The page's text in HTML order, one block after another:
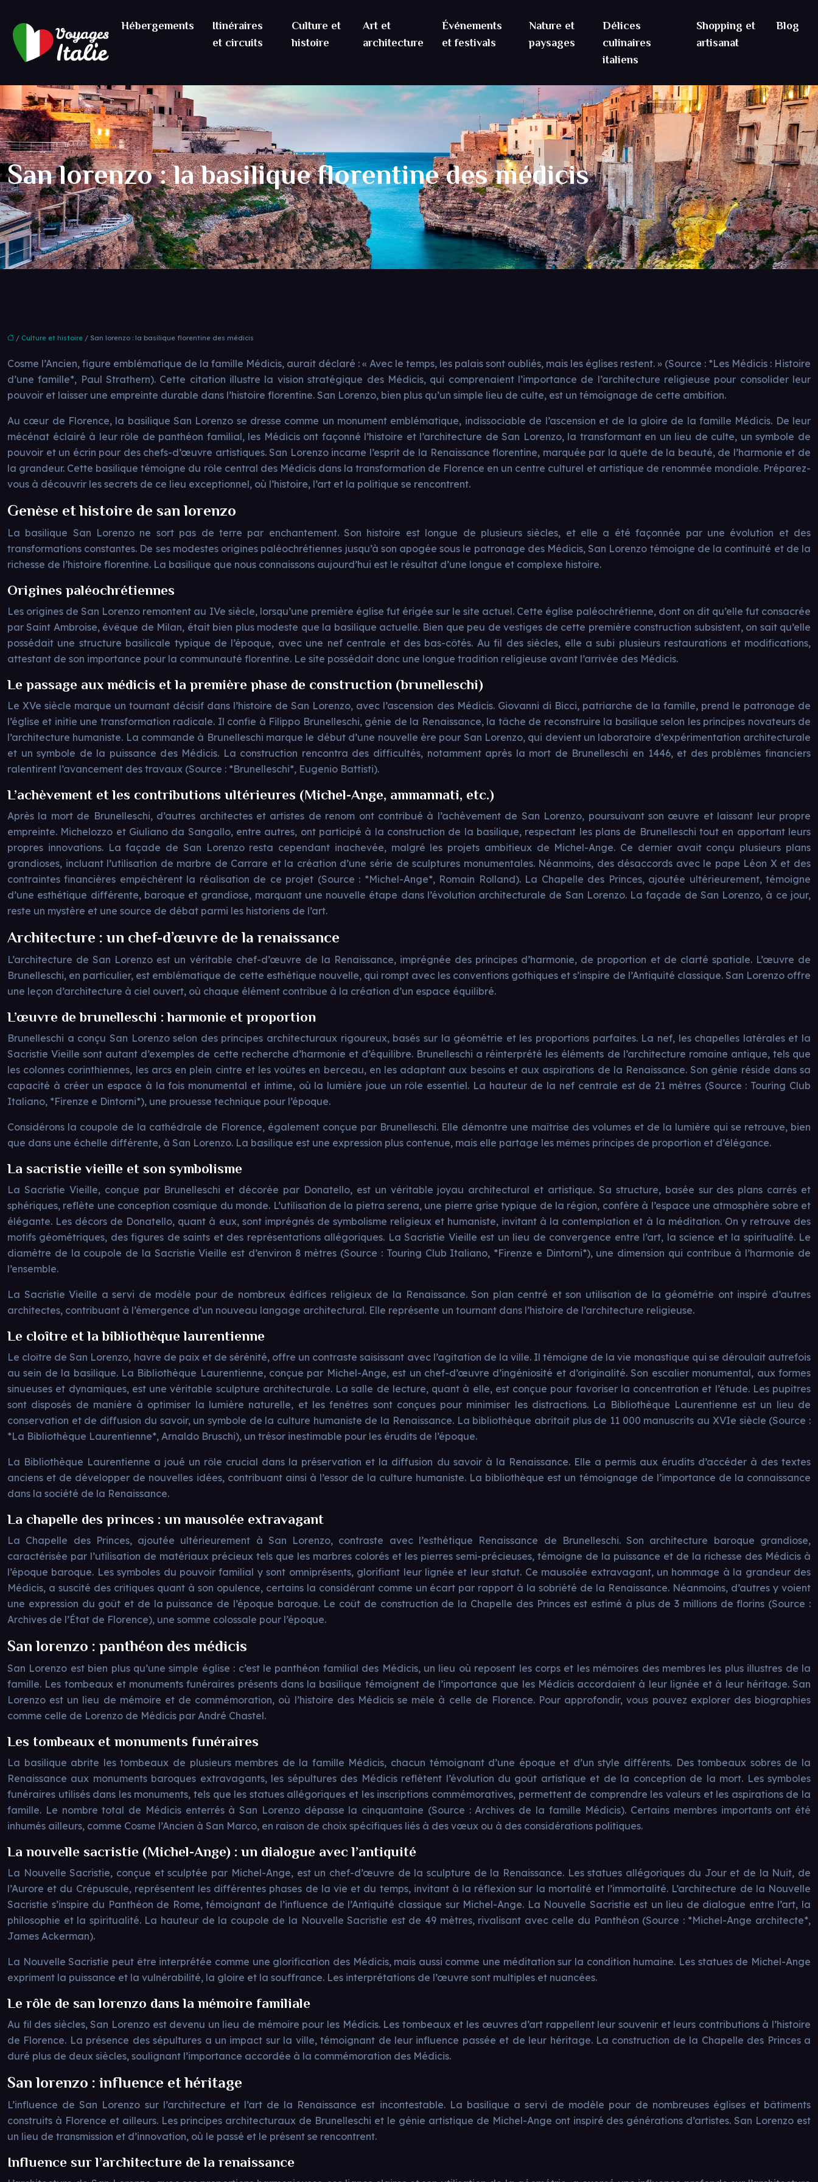
Hébergements
Itinéraires
et circuits
Culture et
histoire
Art et
architecture
Événements
et festivals
Nature et
paysages
Délices
culinaires
italiens
Shopping et
artisanat
Blog
San lorenzo : la basilique florentine des médicis
/ Culture et histoire / San lorenzo : la basilique florentine des médicis
Cosme l’Ancien, figure emblématique de la famille Médicis, aurait déclaré : « Avec le temps, les palais sont oubliés, mais les églises restent. » (Source : *Les Médicis : Histoire
d’une famille*, Paul Strathern). Cette citation illustre la vision stratégique des Médicis, qui comprenaient l’importance de l’architecture religieuse pour consolider leur
pouvoir et laisser une empreinte durable dans l’histoire florentine. San Lorenzo, bien plus qu’un simple lieu de culte, est un témoignage de cette ambition.
Au cœur de Florence, la basilique San Lorenzo se dresse comme un monument emblématique, indissociable de l’ascension et de la gloire de la famille Médicis. De leur
mécénat éclairé à leur rôle de panthéon familial, les Médicis ont façonné l’histoire et l’architecture de San Lorenzo, la transformant en un lieu de culte, un symbole de
pouvoir et un écrin pour des chefs-d’œuvre artistiques. San Lorenzo incarne l’esprit de la Renaissance florentine, marquée par la quête de la beauté, de l’harmonie et de
la grandeur. Cette basilique témoigne du rôle central des Médicis dans la transformation de Florence en un centre culturel et artistique de renommée mondiale. Préparez-
vous à découvrir les secrets de ce lieu exceptionnel, où l’histoire, l’art et la politique se rencontrent.
Genèse et histoire de san lorenzo
La basilique San Lorenzo ne sort pas de terre par enchantement. Son histoire est longue de plusieurs siècles, et elle a été façonnée par une évolution et des
transformations constantes. De ses modestes origines paléochrétiennes jusqu’à son apogée sous le patronage des Médicis, San Lorenzo témoigne de la continuité et de la
richesse de l’histoire florentine. La basilique que nous connaissons aujourd’hui est le résultat d’une longue et complexe histoire.
Origines paléochrétiennes
Les origines de San Lorenzo remontent au IVe siècle, lorsqu’une première église fut érigée sur le site actuel. Cette église paléochrétienne, dont on dit qu’elle fut consacrée
par Saint Ambroise, évêque de Milan, était bien plus modeste que la basilique actuelle. Bien que peu de vestiges de cette première construction subsistent, on sait qu’elle
possédait une structure basilicale typique de l’époque, avec une nef centrale et des bas-côtés. Au fil des siècles, elle a subi plusieurs restaurations et modifications,
attestant de son importance pour la communauté florentine. Le site possédait donc une longue tradition religieuse avant l’arrivée des Médicis.
Le passage aux médicis et la première phase de construction (brunelleschi)
Le XVe siècle marque un tournant décisif dans l’histoire de San Lorenzo, avec l’ascension des Médicis. Giovanni di Bicci, patriarche de la famille, prend le patronage de
l’église et initie une transformation radicale. Il confie à Filippo Brunelleschi, génie de la Renaissance, la tâche de reconstruire la basilique selon les principes novateurs de
l’architecture humaniste. La commande à Brunelleschi marque le début d’une nouvelle ère pour San Lorenzo, qui devient un laboratoire d’expérimentation architecturale
et un symbole de la puissance des Médicis. La construction rencontra des difficultés, notamment après la mort de Brunelleschi en 1446, et des problèmes financiers
ralentirent l’avancement des travaux (Source : *Brunelleschi*, Eugenio Battisti).
L’achèvement et les contributions ultérieures (Michel-Ange, ammannati, etc.)
Après la mort de Brunelleschi, d’autres architectes et artistes de renom ont contribué à l’achèvement de San Lorenzo, poursuivant son œuvre et laissant leur propre
empreinte. Michelozzo et Giuliano da Sangallo, entre autres, ont participé à la construction de la basilique, respectant les plans de Brunelleschi tout en apportant leurs
propres innovations. La façade de San Lorenzo resta cependant inachevée, malgré les projets ambitieux de Michel-Ange. Ce dernier avait conçu plusieurs plans
grandioses, incluant l’utilisation de marbre de Carrare et la création d’une série de sculptures monumentales. Néanmoins, des désaccords avec le pape Léon X et des
contraintes financières empêchèrent la réalisation de ce projet (Source : *Michel-Ange*, Romain Rolland). La Chapelle des Princes, ajoutée ultérieurement, témoigne
d’une esthétique différente, baroque et grandiose, marquant une nouvelle étape dans l’évolution architecturale de San Lorenzo. La façade de San Lorenzo, à ce jour,
reste un mystère et une source de débat parmi les historiens de l’art.
Architecture : un chef-d’œuvre de la renaissance
L’architecture de San Lorenzo est un véritable chef-d’œuvre de la Renaissance, imprégnée des principes d’harmonie, de proportion et de clarté spatiale. L’œuvre de
Brunelleschi, en particulier, est emblématique de cette esthétique nouvelle, qui rompt avec les conventions gothiques et s’inspire de l’Antiquité classique. San Lorenzo offre
une leçon d’architecture à ciel ouvert, où chaque élément contribue à la création d’un espace équilibré.
L’œuvre de brunelleschi : harmonie et proportion
Brunelleschi a conçu San Lorenzo selon des principes architecturaux rigoureux, basés sur la géométrie et les proportions parfaites. La nef, les chapelles latérales et la
Sacristie Vieille sont autant d’exemples de cette recherche d’harmonie et d’équilibre. Brunelleschi a réinterprété les éléments de l’architecture romaine antique, tels que
les colonnes corinthiennes, les arcs en plein cintre et les voûtes en berceau, en les adaptant aux besoins et aux aspirations de la Renaissance. Son génie réside dans sa
capacité à créer un espace à la fois monumental et intime, où la lumière joue un rôle essentiel. La hauteur de la nef centrale est de 21 mètres (Source : Touring Club
Italiano, *Firenze e Dintorni*), une prouesse technique pour l’époque.
Considérons la coupole de la cathédrale de Florence, également conçue par Brunelleschi. Elle démontre une maîtrise des volumes et de la lumière qui se retrouve, bien
que dans une échelle différente, à San Lorenzo. La basilique est une expression plus contenue, mais elle partage les mêmes principes de proportion et d’élégance.
La sacristie vieille et son symbolisme
La Sacristie Vieille, conçue par Brunelleschi et décorée par Donatello, est un véritable joyau architectural et artistique. Sa structure, basée sur des plans carrés et
sphériques, reflète une conception cosmique du monde. L’utilisation de la pietra serena, une pierre grise typique de la région, confère à l’espace une atmosphère sobre et
élégante. Les décors de Donatello, quant à eux, sont imprégnés de symbolisme religieux et humaniste, invitant à la contemplation et à la méditation. On y retrouve des
motifs géométriques, des figures de saints et des représentations allégoriques. La Sacristie Vieille est un lieu de convergence entre l’art, la science et la spiritualité. Le
diamètre de la coupole de la Sacristie Vieille est d’environ 8 mètres (Source : Touring Club Italiano, *Firenze e Dintorni*), une dimension qui contribue à l’harmonie de
l’ensemble.
La Sacristie Vieille a servi de modèle pour de nombreux édifices religieux de la Renaissance. Son plan centré et son utilisation de la géométrie ont inspiré d’autres
architectes, contribuant à l’émergence d’un nouveau langage architectural. Elle représente un tournant dans l’histoire de l’architecture religieuse.
Le cloître et la bibliothèque laurentienne
Le cloître de San Lorenzo, havre de paix et de sérénité, offre un contraste saisissant avec l’agitation de la ville. Il témoigne de la vie monastique qui se déroulait autrefois
au sein de la basilique. La Bibliothèque Laurentienne, conçue par Michel-Ange, est un chef-d’œuvre d’ingéniosité et d’originalité. Son escalier monumental, aux formes
sinueuses et dynamiques, est une véritable sculpture architecturale. La salle de lecture, quant à elle, est conçue pour favoriser la concentration et l’étude. Les pupitres
sont disposés de manière à optimiser la lumière naturelle, et les fenêtres sont conçues pour minimiser les distractions. La Bibliothèque Laurentienne est un lieu de
conservation et de diffusion du savoir, un symbole de la culture humaniste de la Renaissance. La bibliothèque abritait plus de 11 000 manuscrits au XVIe siècle (Source :
*La Bibliothèque Laurentienne*, Arnaldo Bruschi), un trésor inestimable pour les érudits de l’époque.
La Bibliothèque Laurentienne a joué un rôle crucial dans la préservation et la diffusion du savoir à la Renaissance. Elle a permis aux érudits d’accéder à des textes
anciens et de développer de nouvelles idées, contribuant ainsi à l’essor de la culture humaniste. La bibliothèque est un témoignage de l’importance de la connaissance
dans la société de la Renaissance.
La chapelle des princes : un mausolée extravagant
La Chapelle des Princes, ajoutée ultérieurement à San Lorenzo, contraste avec l’esthétique Renaissance de Brunelleschi. Son architecture baroque grandiose,
caractérisée par l’utilisation de matériaux précieux tels que les marbres colorés et les pierres semi-précieuses, témoigne de la puissance et de la richesse des Médicis à
l’époque baroque. Les symboles du pouvoir familial y sont omniprésents, glorifiant leur lignée et leur statut. Ce mausolée extravagant, un hommage à la grandeur des
Médicis, a suscité des critiques quant à son opulence, certains la considérant comme un écart par rapport à la sobriété de la Renaissance. Néanmoins, d’autres y voient
une expression du goût et de la puissance de l’époque baroque. Le coût de construction de la Chapelle des Princes est estimé à plus de 3 millions de florins (Source :
Archives de l’État de Florence), une somme colossale pour l’époque.
San lorenzo : panthéon des médicis
San Lorenzo est bien plus qu’une simple église : c’est le panthéon familial des Médicis, un lieu où reposent les corps et les mémoires des membres les plus illustres de la
famille. Les tombeaux et monuments funéraires présents dans la basilique témoignent de l’importance que les Médicis accordaient à leur lignée et à leur héritage. San
Lorenzo est un lieu de mémoire et de commémoration, où l’histoire des Médicis se mêle à celle de Florence. Pour approfondir, vous pouvez explorer des biographies
comme celle de Lorenzo de Médicis par André Chastel.
Les tombeaux et monuments funéraires
La basilique abrite les tombeaux de plusieurs membres de la famille Médicis, chacun témoignant d’une époque et d’un style différents. Des tombeaux sobres de la
Renaissance aux monuments baroques extravagants, les sépultures des Médicis reflètent l’évolution du goût artistique et de la conception de la mort. Les symboles
funéraires utilisés dans les monuments, tels que les statues allégoriques et les inscriptions commémoratives, permettent de comprendre les valeurs et les aspirations de la
famille. Le nombre total de Médicis enterrés à San Lorenzo dépasse la cinquantaine (Source : Archives de la famille Médicis). Certains membres importants ont été
inhumés ailleurs, comme Cosme l’Ancien à San Marco, en raison de choix spécifiques liés à des vœux ou à des considérations politiques.
La nouvelle sacristie (Michel-Ange) : un dialogue avec l’antiquité
La Nouvelle Sacristie, conçue et sculptée par Michel-Ange, est un chef-d’œuvre de la sculpture de la Renaissance. Les statues allégoriques du Jour et de la Nuit, de
l’Aurore et du Crépuscule, représentent les différentes phases de la vie et du temps, invitant à la réflexion sur la mortalité et l’immortalité. L’architecture de la Nouvelle
Sacristie s’inspire du Panthéon de Rome, témoignant de l’influence de l’Antiquité classique sur Michel-Ange. La Nouvelle Sacristie est un lieu de dialogue entre l’art, la
philosophie et la spiritualité. La hauteur de la coupole de la Nouvelle Sacristie est de 49 mètres, rivalisant avec celle du Panthéon (Source : *Michel-Ange architecte*,
James Ackerman).
La Nouvelle Sacristie peut être interprétée comme une glorification des Médicis, mais aussi comme une méditation sur la condition humaine. Les statues de Michel-Ange
expriment la puissance et la vulnérabilité, la gloire et la souffrance. Les interprétations de l’œuvre sont multiples et nuancées.
Le rôle de san lorenzo dans la mémoire familiale
Au fil des siècles, San Lorenzo est devenu un lieu de mémoire pour les Médicis. Les tombeaux et les œuvres d’art rappellent leur souvenir et leurs contributions à l’histoire
de Florence. La présence des sépultures a un impact sur la ville, témoignant de leur influence passée et de leur héritage. La construction de la Chapelle des Princes a
duré plus de deux siècles, soulignant l’importance accordée à la commémoration des Médicis.
San lorenzo : influence et héritage
L’influence de San Lorenzo sur l’architecture et l’art de la Renaissance est incontestable. La basilique a servi de modèle pour de nombreuses églises et bâtiments
construits à Florence et ailleurs. Les principes architecturaux de Brunelleschi et le génie artistique de Michel-Ange ont inspiré des générations d’artistes. San Lorenzo est
un lieu de transmission et d’innovation, où le passé et le présent se rencontrent.
Influence sur l’architecture de la renaissance